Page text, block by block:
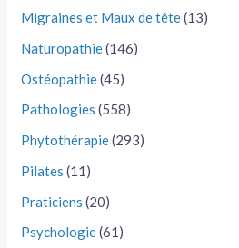
Migraines et Maux de tête(13)
Naturopathie(146)
Ostéopathie(45)
Pathologies (558)
Phytothérapie(293)
Pilates (11)
Praticiens (20)
Psychologie(61)